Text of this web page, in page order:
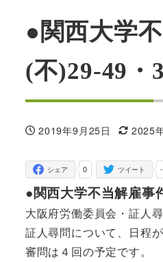
●関西大学
(不)29-49・
投稿日
2019年9月25日
更新日
2025
0
シェア -
ツイート
●関西大学不当解雇事
大阪府労働委員会・証人
証人尋問について、日程が
審問は４回の予定です。